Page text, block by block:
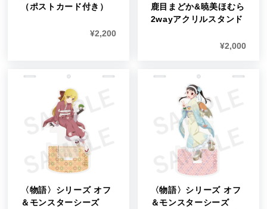
（ポストカード付き）
¥2,200
鹿目まどか&暁美ほむら
2wayアクリルスタンド
¥2,000
〈物語〉シリーズ オフ
＆モンスターシーズ
〈物語〉シリーズ オフ
＆モンスターシーズ